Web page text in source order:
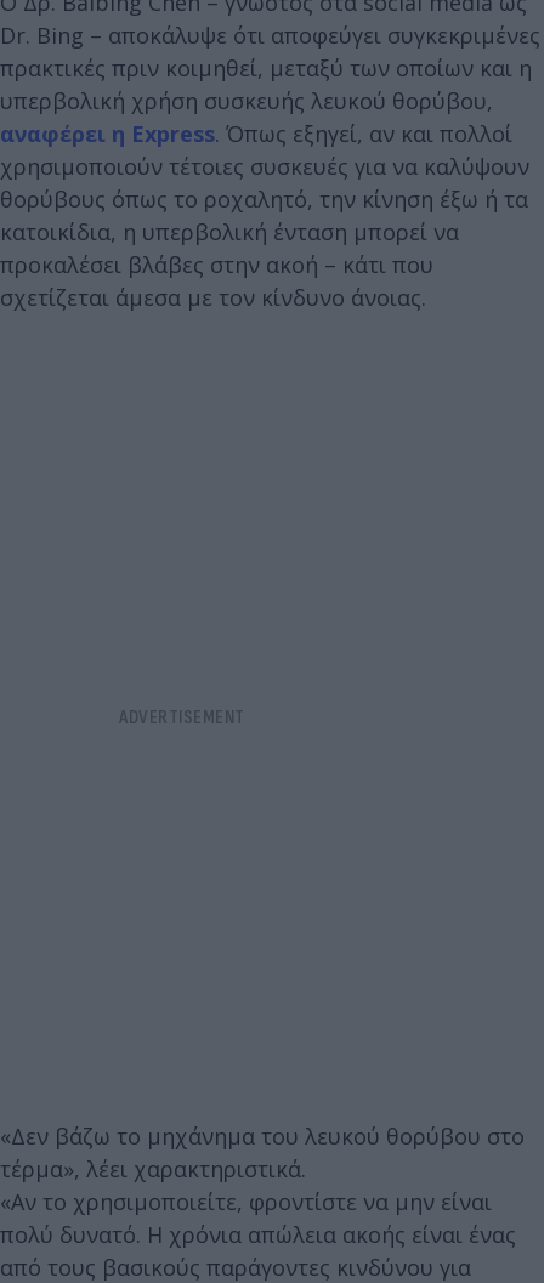
Dr. Bing – αποκάλυψε ότι αποφεύγει συγκεκριμένες
πρακτικές πριν κοιμηθεί, μεταξύ των οποίων και η
υπερβολική χρήση συσκευής λευκού θορύβου,
αναφέρει η Express. Όπως εξηγεί, αν και πολλοί
χρησιμοποιούν τέτοιες συσκευές για να καλύψουν
θορύβους όπως το ροχαλητό, την κίνηση έξω ή τα
κατοικίδια, η υπερβολική ένταση μπορεί να
προκαλέσει βλάβες στην ακοή – κάτι που
σχετίζεται άμεσα με τον κίνδυνο άνοιας.
«Δεν βάζω το μηχάνημα του λευκού θορύβου στο
τέρμα», λέει χαρακτηριστικά.
«Αν το χρησιμοποιείτε, φροντίστε να μην είναι
πολύ δυνατό. Η χρόνια απώλεια ακοής είναι ένας
από τους βασικούς παράγοντες κινδύνου για